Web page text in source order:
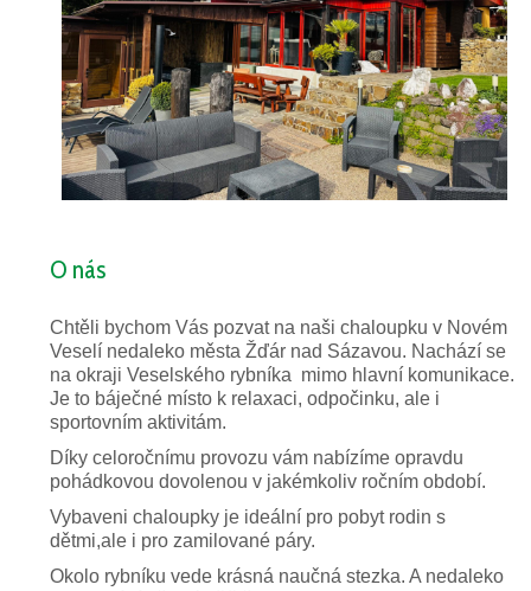
O nás
Chtěli bychom Vás pozvat na naši chaloupku v Novém
Veselí nedaleko města Žďár nad Sázavou. Nachází se
na okraji Veselského rybníka mimo hlavní komunikace.
Je to báječné místo k relaxaci, odpočinku, ale i
sportovním aktivitám.
Díky celoročnímu provozu vám nabízíme opravdu
pohádkovou dovolenou v jakémkoliv ročním období.
Vybaveni chaloupky je ideální pro pobyt rodin s
dětmi,ale i pro zamilované páry.
Okolo rybníku vede krásná naučná stezka. A nedaleko